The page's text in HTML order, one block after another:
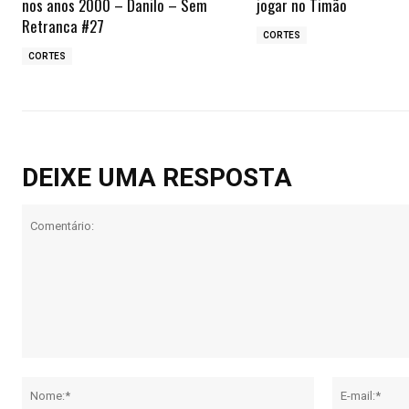
nos anos 2000 – Danilo – Sem
Retranca #27
CORTES
jogar no Timão
CORTES
DEIXE UMA RESPOSTA